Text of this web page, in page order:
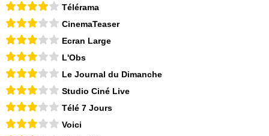
Télérama
CinemaTeaser
Ecran Large
L'Obs
Le Journal du Dimanche
Studio Ciné Live
Télé 7 Jours
Voici